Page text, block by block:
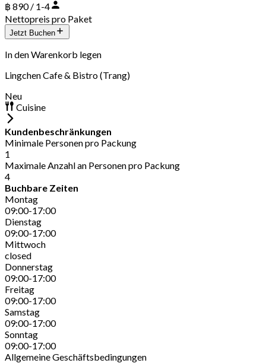
฿ 890 / 1-4
Nettopreis pro Paket
Jetzt Buchen
In den Warenkorb legen
Lingchen Cafe & Bistro (Trang)
Neu
Cuisine
Kundenbeschränkungen
Minimale Personen pro Packung
1
Maximale Anzahl an Personen pro Packung
4
Buchbare Zeiten
Montag
09:00-17:00
Dienstag
09:00-17:00
Mittwoch
closed
Donnerstag
09:00-17:00
Freitag
09:00-17:00
Samstag
09:00-17:00
Sonntag
09:00-17:00
Allgemeine Geschäftsbedingungen